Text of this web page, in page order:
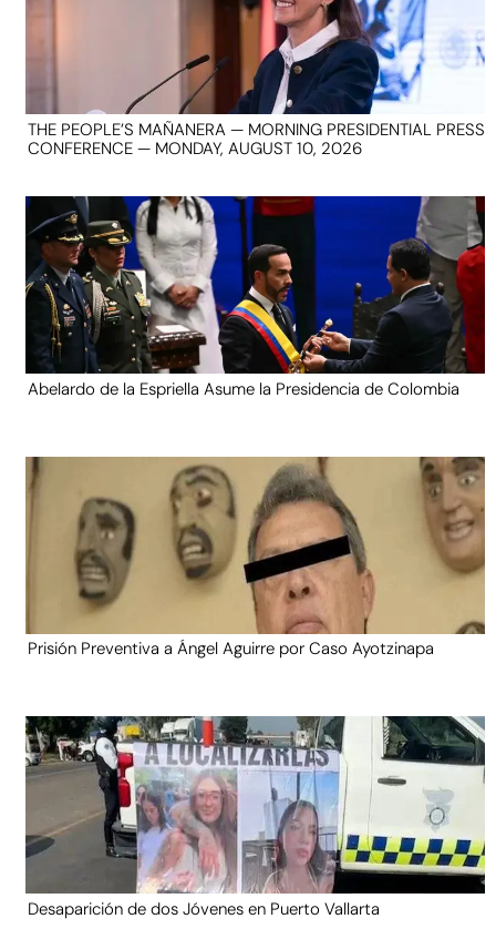
THE PEOPLE’S MAÑANERA — MORNING PRESIDENTIAL PRESS
CONFERENCE — MONDAY, AUGUST 10, 2026
Abelardo de la Espriella Asume la Presidencia de Colombia
Prisión Preventiva a Ángel Aguirre por Caso Ayotzinapa
Desaparición de dos Jóvenes en Puerto Vallarta